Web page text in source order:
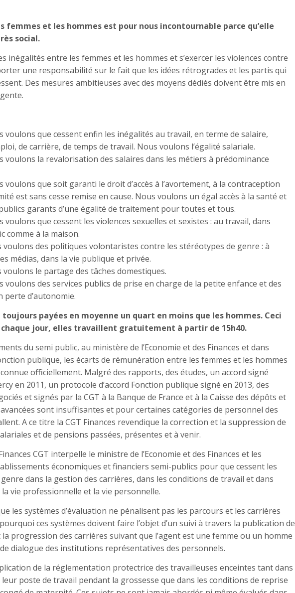
femmes et les hommes est pour nous incontournable parce qu’elle
social.
inégalités entre les femmes et les hommes et s’exercer les violences contre
une responsabilité sur le fait que les idées rétrogrades et les partis qui
Des mesures ambitieuses avec des moyens dédiés doivent être mis en
voulons que cessent enfin les inégalités au travail, en terme de salaire,
de carrière, de temps de travail. Nous voulons l’égalité salariale.
voulons la revalorisation des salaires dans les métiers à prédominance
voulons que soit garanti le droit d’accès à l’avortement, à la contraception
est sans cesse remise en cause. Nous voulons un égal accès à la santé et
garants d’une égalité de traitement pour toutes et tous.
voulons que cessent les violences sexuelles et sexistes : au travail, dans
comme à la maison.
voulons des politiques volontaristes contre les stéréotypes de genre : à
médias, dans la vie publique et privée.
voulons le partage des tâches domestiques.
voulons des services publics de prise en charge de la petite enfance et des
perte d’autonomie.
payées en moyenne un quart en moins que les hommes. Ceci
chaque jour, elles travaillent gratuitement à partir de 15h40.
du semi public, au ministère de l’Economie et des Finances et dans
publique, les écarts de rémunération entre les femmes et les hommes
officiellement. Malgré des rapports, des études, un accord signé
en 2011, un protocole d’accord Fonction publique signé en 2013, des
et signés par la CGT à la Banque de France et à la Caisse des dépôts et
sont insuffisantes et pour certaines catégories de personnel des
A ce titre la CGT Finances revendique la correction et la suppression de
et de pensions passées, présentes et à venir.
CGT interpelle le ministre de l’Economie et des Finances et les
économiques et financiers semi-publics pour que cessent les
dans la gestion des carrières, dans les conditions de travail et dans
vie professionnelle et la vie personnelle.
les systèmes d’évaluation ne pénalisent pas les parcours et les carrières
pourquoi ces systèmes doivent faire l’objet d’un suivi à travers la publication de
progression des carrières suivant que l’agent est une femme ou un homme
dialogue des institutions représentatives des personnels.
de la réglementation protectrice des travailleuses enceintes tant dans
leur poste de travail pendant la grossesse que dans les conditions de reprise